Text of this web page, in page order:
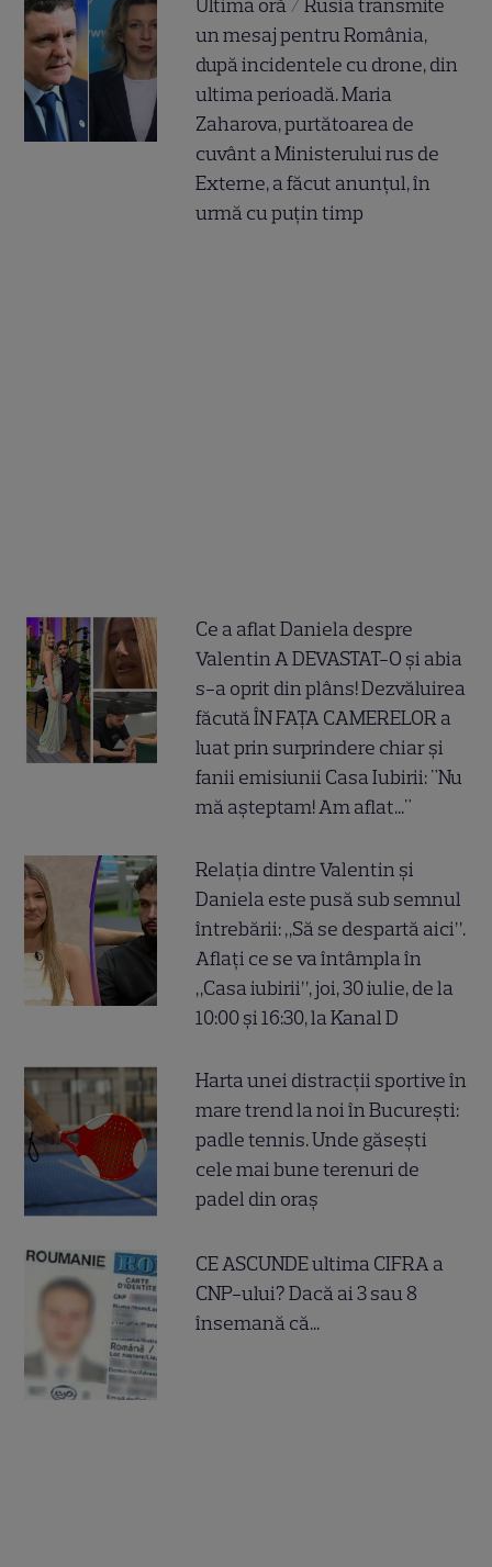
Ultima oră / Rusia transmite
un mesaj pentru România,
după incidentele cu drone, din
ultima perioadă. Maria
Zaharova, purtătoarea de
cuvânt a Ministerului rus de
Externe, a făcut anunțul, în
urmă cu puțin timp
Ce a aflat Daniela despre
Valentin A DEVASTAT-O și abia
s-a oprit din plâns! Dezvăluirea
făcută ÎN FAȚA CAMERELOR a
luat prin surprindere chiar și
fanii emisiunii Casa Iubirii: "Nu
mă așteptam! Am aflat..."
Relația dintre Valentin și
Daniela este pusă sub semnul
întrebării: „Să se despartă aici”.
Aflați ce se va întâmpla în
„Casa iubirii”, joi, 30 iulie, de la
10:00 și 16:30, la Kanal D
Harta unei distracții sportive în
mare trend la noi în București:
padle tennis. Unde găsești
cele mai bune terenuri de
padel din oraș
CE ASCUNDE ultima CIFRA a
CNP-ului? Dacă ai 3 sau 8
însemană că...